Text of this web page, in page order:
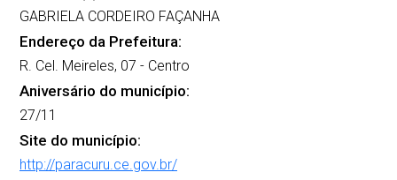
GABRIELA CORDEIRO FAÇANHA
Endereço da Prefeitura:
R. Cel. Meireles, 07 - Centro
Aniversário do município:
27/11
Site do município:
http://paracuru.ce.gov.br/